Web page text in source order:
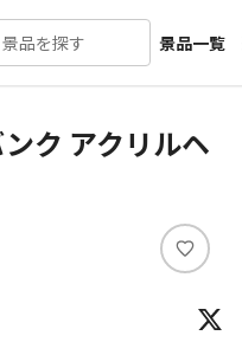
景品を探す
景品一覧
新着景品
カテゴリ一
ク アクリルヘ
い
ね